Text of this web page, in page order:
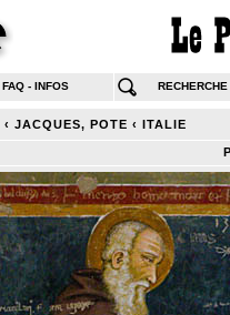
FAQ - INFOS RECHERCHE
‹ JACQUES, POTE ‹ ITALIE